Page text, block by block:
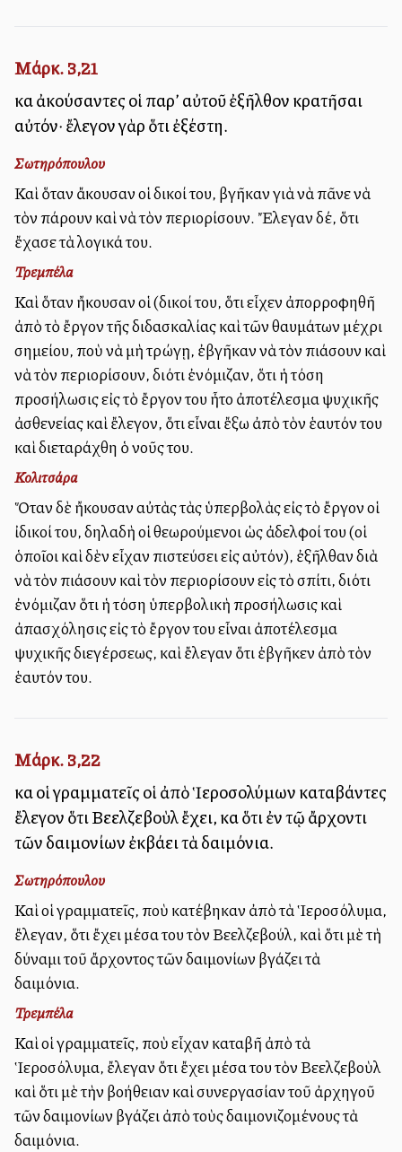
Μάρκ. 3,21
καὶ ἀκούσαντες οἱ παρ’ αὐτοῦ ἐξῆλθον κρατῆσαι
αὐτόν· ἔλεγον γὰρ ὅτι ἐξέστη.
Σωτηρόπουλου
Καὶ ὅταν ἄκουσαν οἱ δικοί του, βγῆκαν γιὰ νὰ πᾶνε νὰ
τὸν πάρουν καὶ νὰ τὸν περιορίσουν. Ἔλεγαν δέ, ὅτι
ἔχασε τὰ λογικά του.
Τρεμπέλα
Καὶ ὅταν ἤκουσαν οἱ (δικοί του, ὅτι εἶχεν ἀπορροφηθῆ
ἀπὸ τὸ ἔργον τῆς διδασκαλίας καὶ τῶν θαυμάτων μέχρι
σημείου, ποὺ νὰ μὴ τρώγῃ, ἐβγῆκαν νὰ τὸν πιάσουν καὶ
νὰ τὸν περιορίσουν, διότι ἐνόμιζαν, ὅτι ἡ τόση
προσήλωσις εἰς τὸ ἔργον του ἦτο ἀποτέλεσμα ψυχικῆς
ἀσθενείας καὶ ἔλεγον, ὅτι εἶναι ἔξω ἀπὸ τὸν ἑαυτόν του
καὶ διεταράχθη ὁ νοῦς του.
Κολιτσάρα
Ὅταν δὲ ἤκουσαν αὐτὰς τὰς ὑπερβολὰς εἰς τὸ ἔργον οἱ
ἰδικοί του, δηλαδὴ οἱ θεωρούμενοι ὡς ἀδελφοί του (οἱ
ὁποῖοι καὶ δὲν εἶχαν πιστεύσει εἰς αὐτόν), ἐξῆλθαν διὰ
νὰ τὸν πιάσουν καὶ τὸν περιορίσουν εἰς τὸ σπίτι, διότι
ἐνόμιζαν ὅτι ἡ τόση ὑπερβολικὴ προσήλωσις καὶ
ἀπασχόλησις εἰς τὸ ἔργον του εἶναι ἀποτέλεσμα
ψυχικῆς διεγέρσεως, καὶ ἔλεγαν ὅτι ἐβγῆκεν ἀπὸ τὸν
ἑαυτόν του.
Μάρκ. 3,22
καὶ οἱ γραμματεῖς οἱ ἀπὸ Ἱεροσολύμων καταβάντες
ἔλεγον ὅτι Βεελζεβοὺλ ἔχει, καὶ ὅτι ἐν τῷ ἄρχοντι
τῶν δαιμονίων ἐκβάλλει τὰ δαιμόνια.
Σωτηρόπουλου
Καὶ οἱ γραμματεῖς, ποὺ κατέβηκαν ἀπὸ τὰ Ἱεροσόλυμα,
ἔλεγαν, ὅτι ἔχει μέσα του τὸν Βεελζεβούλ, καὶ ὅτι μὲ τὴ
δύναμι τοῦ ἄρχοντος τῶν δαιμονίων βγάζει τὰ
δαιμόνια.
Τρεμπέλα
Καὶ οἱ γραμματεῖς, ποὺ εἶχαν καταβῆ ἀπὸ τὰ
Ἱεροσόλυμα, ἔλεγαν ὅτι ἔχει μέσα του τὸν Βεελζεβοὺλ
καὶ ὅτι μὲ τὴν βοήθειαν καὶ συνεργασίαν τοῦ ἀρχηγοῦ
τῶν δαιμονίων βγάζει ἀπὸ τοὺς δαιμονιζομένους τὰ
δαιμόνια.